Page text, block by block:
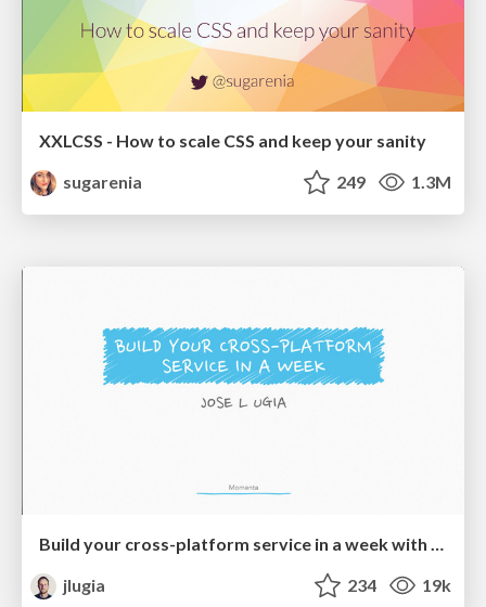
XXLCSS - How to scale CSS and keep your sanity
sugarenia
249 1.3M
Build your cross-platform service in a week with App Engine
jlugia
234 19k